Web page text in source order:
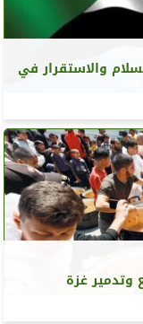
والاستقرار في
وتدمير غزة